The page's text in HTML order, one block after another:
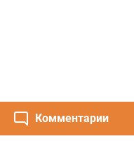
Комментарии